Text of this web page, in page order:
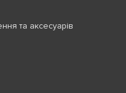
та аксесуарів